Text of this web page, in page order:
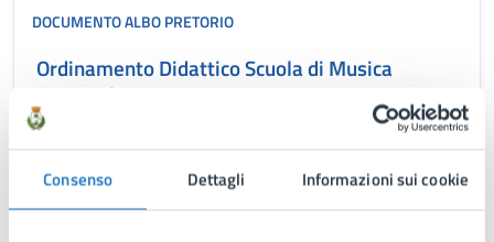
Consenso Dettagli Informazioni sui cookie
DOCUMENTO ALBO PRETORIO
Ordinamento Didattico Scuola di Musica
Comunale
- CITTA' DI MANDURIA In vigore dall’anno scolastico